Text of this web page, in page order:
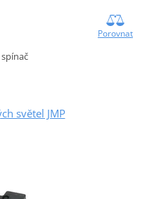
Porovnat
světel JMP